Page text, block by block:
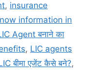
, insurance
information in
Agent बनाने का
, LIC agents
बीमा एजेंट कैसे बने?,